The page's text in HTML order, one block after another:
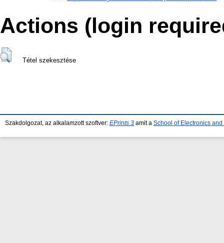
Actions (login
Tétel szekesztése
Szakdolgozat, az alkalamzott szoftver: EPrints 3 amit a School of Electronics